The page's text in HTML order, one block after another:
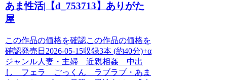
あま性活|【d_753713】ありがた
屋
この作品の価格を確認この作品の価格を
確認発売日2026-05-15収録3本 (約40分)+α
ジャンル人妻・主婦 近親相姦 中出
し フェラ ごっくん ラブラブ・あま